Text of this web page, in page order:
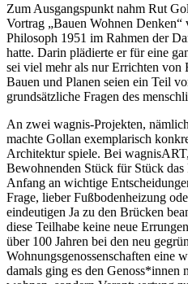
Zum Ausgangspunkt nahm Rut
Vortrag „Bauen Wohnen
Philosoph 1951 im Rahmen der
hatte. Darin plädierte er für eine
sei viel mehr als nur Errichten von
Bauen und Planen seien ein Teil
grundsätzliche Fragen des
An zwei wagnis-Projekten,
machte Gollan exemplarisch
Architektur spiele. Bei
Bewohnenden Stück für Stück
Anfang an wichtige
Frage, lieber Fußbodenheizung
eindeutigen Ja zu den Brücken
diese Teilhabe keine neue
über 100 Jahren bei den neu
Wohnungsgenossenschaften eine
damals ging es den Genoss*innen